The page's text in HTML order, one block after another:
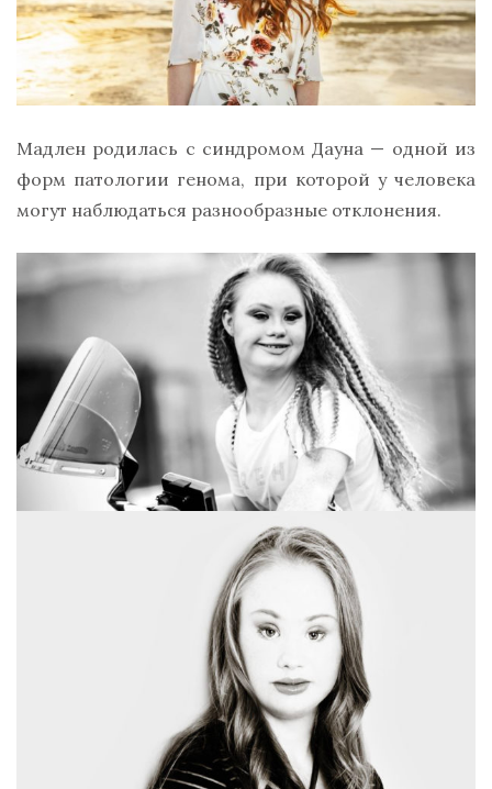
Мадлен родилась с синдромом Дауна — одной из
форм патологии генома, при которой у человека
могут наблюдаться разнообразные отклонения.